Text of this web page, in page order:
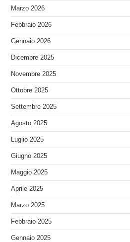
Marzo 2026
Febbraio 2026
Gennaio 2026
Dicembre 2025
Novembre 2025
Ottobre 2025
Settembre 2025
Agosto 2025
Luglio 2025
Giugno 2025
Maggio 2025
Aprile 2025
Marzo 2025
Febbraio 2025
Gennaio 2025